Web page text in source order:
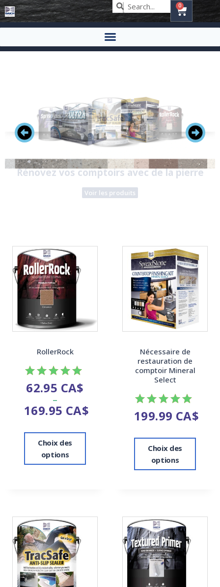
0
Embellir et protéger avec des revêtements
de pierre véritable.
Voir les produits
RollerRock
Note
4.92
sur 5
62.95 CA$
–
169.95 CA$
Choix des
options
Nécessaire de
restauration de
comptoir Mineral
Select
Note
sur 5
199.99 CA$
Choix des
options